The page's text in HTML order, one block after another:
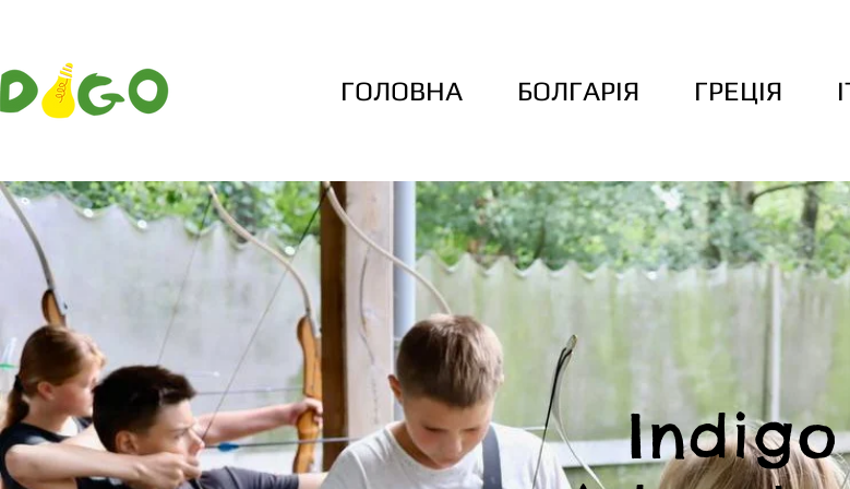
ГОЛОВНА БОЛГАРІЯ ГРЕЦІЯ
Indigo